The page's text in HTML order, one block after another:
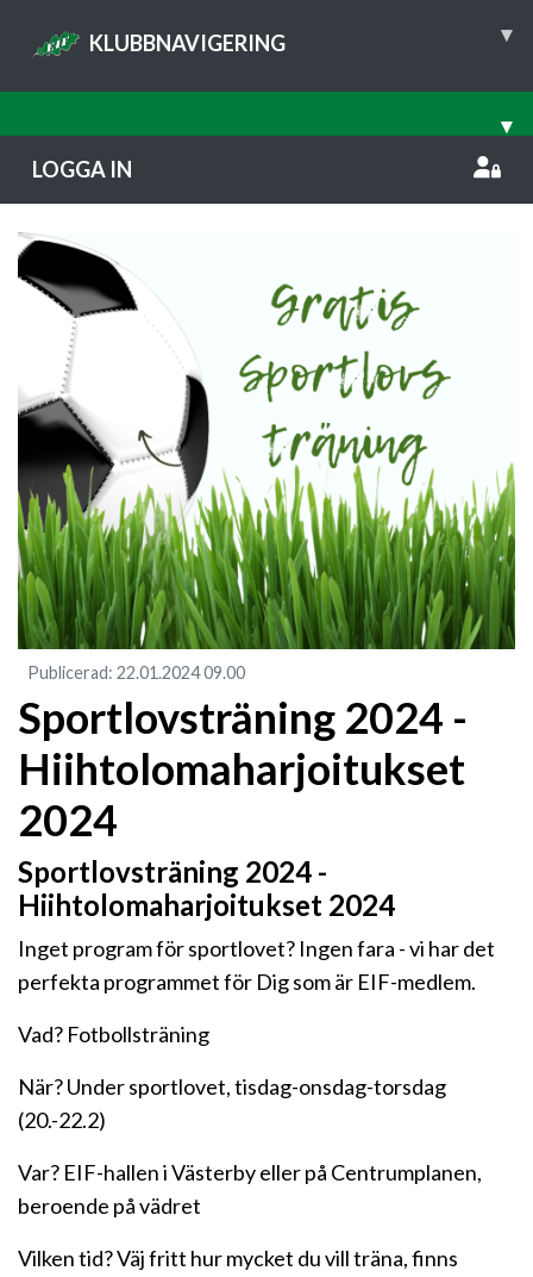
KLUBBNAVIGERING ▾
▾
LOGGA IN
Publicerad: 22.01.202409.00
​Sportlovsträning 2024 -
Hiihtolomaharjoitukset
2024
Sportlovsträning 2024 -
Hiihtolomaharjoitukset 2024
Inget program för sportlovet? Ingen fara - vi har det
perfekta programmet för Dig som är EIF-medlem.
Vad? Fotbollsträning
När? Under sportlovet, tisdag-onsdag-torsdag
(20.-22.2)
Var? EIF-hallen i Västerby eller på Centrumplanen,
beroende på vädret
Vilken tid? Väj fritt hur mycket du vill träna, finns